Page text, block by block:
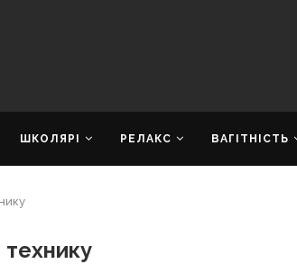
ШКОЛЯРІ РЕЛАКС ВАГІТНІСТЬ